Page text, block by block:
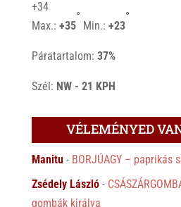
+34
Max.: +35
°
Min.: +23
°
Páratartalom: 37%
Szél: NW - 21 KPH
VÉLEMÉNYED
Manitu- BORJÚAGY – paprikás
Zsédely László-
gombák királya